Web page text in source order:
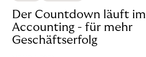
Der Countdown läuft im
Accounting - für mehr
Geschäftserfolg